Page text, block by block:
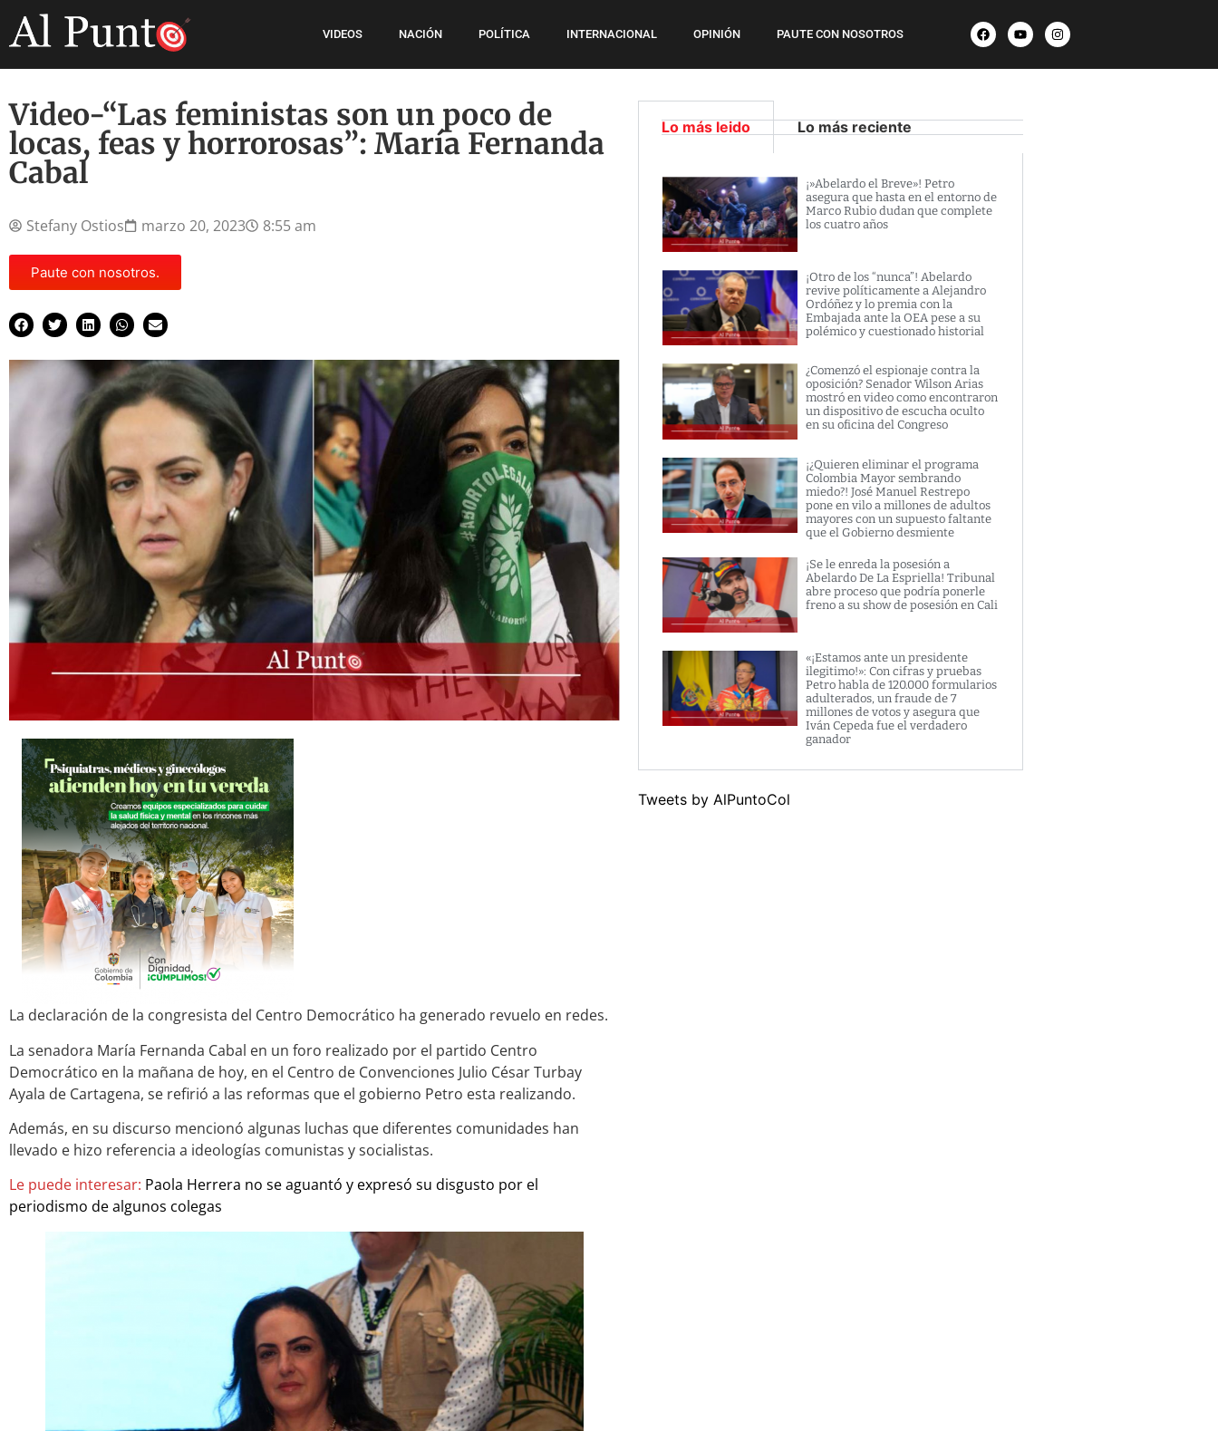
VIDEOS NACIÓN POLÍTICA INTERNACIONAL OPINIÓN PAUTE CON NOSOTROS
Video-“Las feministas son un poco de
locas, feas y horrorosas”: María Fernanda
Cabal
Stefany Ostios marzo 20, 2023 8:55 am
Paute con nosotros.
La declaración de la congresista del Centro Democrático ha generado revuelo en redes.
La senadora María Fernanda Cabal en un foro realizado por el partido Centro
Democrático en la mañana de hoy, en el Centro de Convenciones Julio César Turbay
Ayala de Cartagena, se refirió a las reformas que el gobierno Petro esta realizando.
Además, en su discurso mencionó algunas luchas que diferentes comunidades han
llevado e hizo referencia a ideologías comunistas y socialistas.
Le puede interesar: Paola Herrera no se aguantó y expresó su disgusto por el
periodismo de algunos colegas
Lo más leido Lo más reciente
¡»Abelardo el Breve»! Petro
asegura que hasta en el entorno de
Marco Rubio dudan que complete
los cuatro años
¡Otro de los “nunca”! Abelardo
revive políticamente a Alejandro
Ordóñez y lo premia con la
Embajada ante la OEA pese a su
polémico y cuestionado historial
¿Comenzó el espionaje contra la
oposición? Senador Wilson Arias
mostró en video como encontraron
un dispositivo de escucha oculto
en su oficina del Congreso
¡¿Quieren eliminar el programa
Colombia Mayor sembrando
miedo?! José Manuel Restrepo
pone en vilo a millones de adultos
mayores con un supuesto faltante
que el Gobierno desmiente
¡Se le enreda la posesión a
Abelardo De La Espriella! Tribunal
abre proceso que podría ponerle
freno a su show de posesión en Cali
«¡Estamos ante un presidente
ilegitimo!»: Con cifras y pruebas
Petro habla de 120.000 formularios
adulterados, un fraude de 7
millones de votos y asegura que
Iván Cepeda fue el verdadero
ganador
Tweets by AlPuntoCol